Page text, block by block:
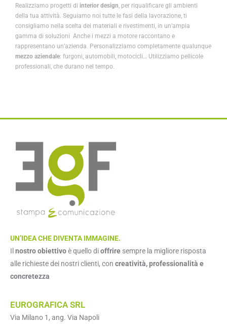
Realizziamo progetti di interior design, per riqualificare gli ambienti
della tua attività. Seguiamo noi tutte le fasi della lavorazione, ti
consigliamo nella scelta dei materiali e rivestimenti, in un’ampia
gamma di soluzioni Anche i mezzi a motore raccontano e
rappresentano un’azienda. Personalizziamo completamente qualunque
mezzo aziendale: furgoni, automobili, motocicli… Utilizziamo pellicole
professionali, che durano nel tempo.
UN’IDEA CHE DIVENTA IMMAGINE.
Il nostro obiettivoè quello dioffrire sempre la migliore risposta
alle richieste dei nostri clienti, con creatività, professionalità e
concretezza
EUROGRAFICA SRL
Via Milano 1, ang. Via Napoli